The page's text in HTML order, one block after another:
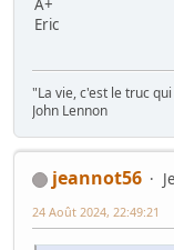
Eric
"La vie, c'est le truc
John Lennon
jeannot56
24 Août 2024, 22:49:21